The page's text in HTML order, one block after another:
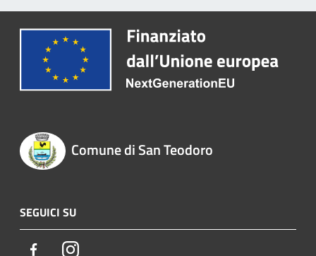
Comune di San Teodoro
SEGUICI SU
FacebookInstagram